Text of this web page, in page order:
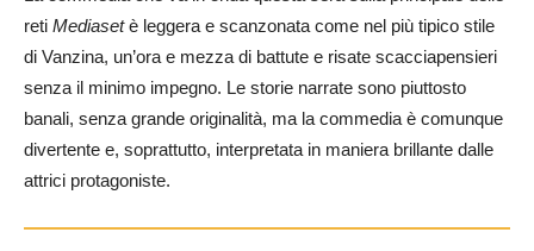
reti Mediasetè leggera e scanzonata come nel più tipico stile
di Vanzina, un’ora e mezza di battute e risate scacciapensieri
senza il minimo impegno. Le storie narrate sono piuttosto
banali, senza grande originalità, ma la commedia è comunque
divertente e, soprattutto, interpretata in maniera brillante dalle
attrici protagoniste.